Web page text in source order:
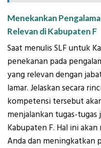
Menekankan
Relevan di Kabupaten F
Saat menulis SLF untuk
penekanan pada
yang relevan dengan
lamar. Jelaskan secara
kompetensi tersebut
menjalankan tugas-
Kabupaten F. Hal ini
Anda dan meningkatkan